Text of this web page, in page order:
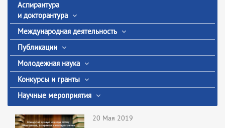
Аспирантура
и докторантура
Международная деятельность
Публикации
Молодежная наука
Конкурсы и гранты
Научные мероприятия
20 Мая 2019